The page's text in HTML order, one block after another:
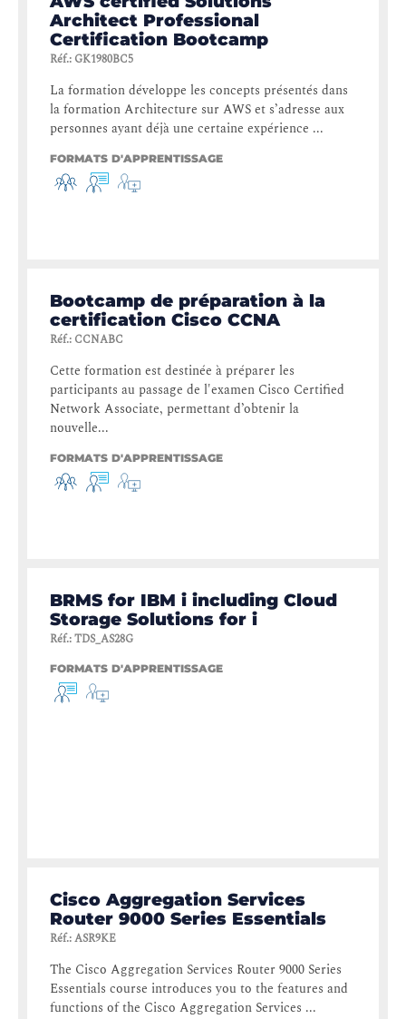
Architect Professional
Certification Bootcamp
Réf.: GK1980BC5
La formation développe les concepts présentés dans
la formation Architecture sur AWS et s’adresse aux
personnes ayant déjà une certaine expérience ...
FORMATS D'APPRENTISSAGE
Bootcamp de préparation à la
certification Cisco CCNA
Réf.: CCNABC
Cette formation est destinée à préparer les
participants au passage de l'examen Cisco Certified
Network Associate, permettant d’obtenir la
nouvelle...
FORMATS D'APPRENTISSAGE
BRMS for IBM i including Cloud
Storage Solutions for i
Réf.:TDS_AS28G
FORMATS D'APPRENTISSAGE
Cisco Aggregation Services
Router 9000 Series Essentials
Réf.:ASR9KE
The Cisco Aggregation Services Router 9000 Series
Essentials course introduces you to the features and
functions of the Cisco Aggregation Services ...